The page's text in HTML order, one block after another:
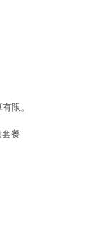
限。
餐